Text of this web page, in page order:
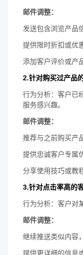
邮件调整：
发送包含浏览产品
提供限时折扣或优
添加客户评价或产
2.针对购买过产品
行为分析：客户已
服务感兴趣。
邮件调整：
推荐与之前购买产
提供忠诚客户专属
分享使用技巧或教
3.针对点击率高的
行为分析：客户对
邮件调整：
继续推送类似内容
提供更详细的信息